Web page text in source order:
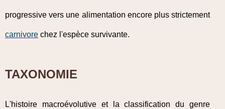
progressive vers une alimentation encore plus strictement
carnivore chez l'espèce survivante.
TAXONOMIE
L'histoire macroévolutive et la classification du genre